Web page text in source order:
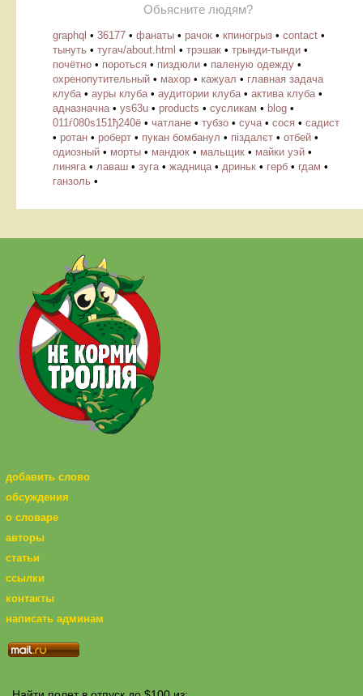
Обьясните людям?
graphql • 36177 • фанаты • рачок • кпиногрыз • contact •
тынуть • тугач/about.html • трэшак • трынди-тынди •
почётно • пороться • пиздюли • паленую одежду •
охренопутительный • махор • кажуал • главная задача
клуба • ауры клуба • аудитории клуба • актива клуба •
адназначна • ys63u • products • cусликам • blog •
011ѓ080ѕ151ђ240ё • чатлане • тубзо • суча • сося • садист
• ротан • роберт • пукан бомбанул • піздалєт • отбей •
одиозный • морты • мандюк • мальщик • майки уэй •
линяга • лаваш • зуга • жадница • дриньк • герб • гдам •
ганзоль •
добавить слово
обсуждения
о словаре
авторы
статьи
ссылки
контакты
написать админам